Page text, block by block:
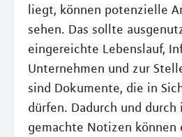
liegt, können potenzielle
sehen. Das sollte
eingereichte Lebenslauf,
Unternehmen und zur
sind Dokumente, die in
dürfen. Dadurch und durch
gemachte Notizen können